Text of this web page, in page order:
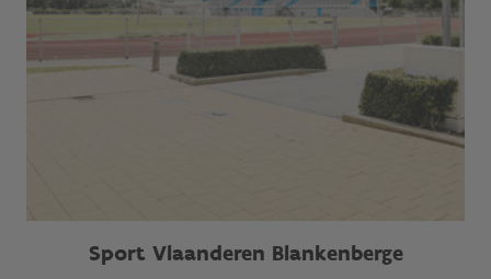
Sport Vlaanderen Blankenberge